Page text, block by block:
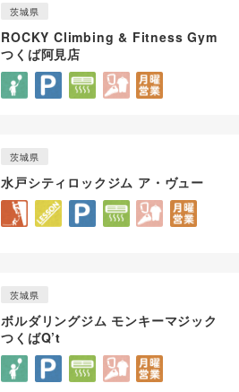
茨城県
ROCKY Climbing & Fitness Gym
つくば阿見店
茨城県
水戸シティロックジム ア・ヴュー
茨城県
ボルダリングジム モンキーマジック
つくばQ’t